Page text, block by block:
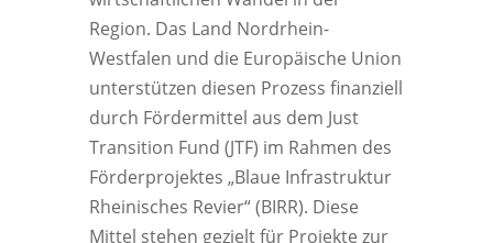
Region. Das Land Nordrhein-
Westfalen und die Europäische Union
unterstützen diesen Prozess finanziell
durch Fördermittel aus dem Just
Transition Fund (JTF) im Rahmen des
Förderprojektes „Blaue Infrastruktur
Rheinisches Revier“ (BIRR). Diese
Mittel stehen gezielt für Projekte zur